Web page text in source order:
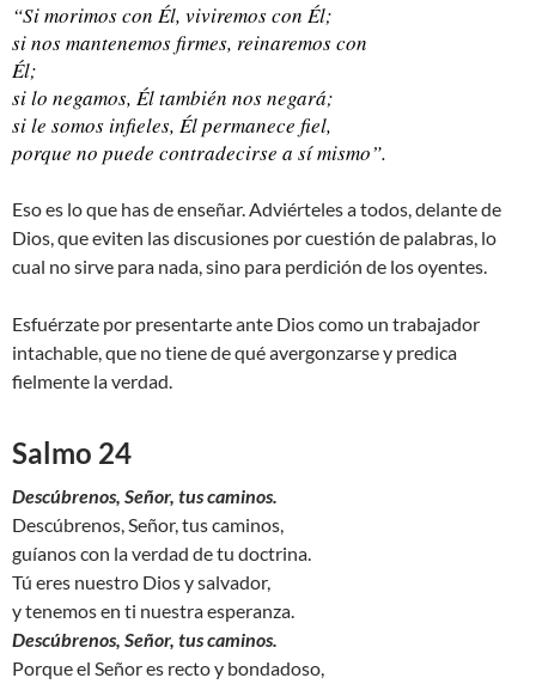
“Si morimos con Él, viviremos con Él;
si nos mantenemos firmes, reinaremos con
Él;
si lo negamos, Él también nos negará;
si le somos infieles, Él permanece fiel,
porque no puede contradecirse a sí mismo”.
Eso es lo que has de enseñar. Adviérteles a todos, delante de
Dios, que eviten las discusiones por cuestión de palabras, lo
cual no sirve para nada, sino para perdición de los oyentes.
Esfuérzate por presentarte ante Dios como un trabajador
intachable, que no tiene de qué avergonzarse y predica
fielmente la verdad.
Salmo 24
Descúbrenos, Señor, tus caminos.
Descúbrenos, Señor, tus caminos,
guíanos con la verdad de tu doctrina.
Tú eres nuestro Dios y salvador,
y tenemos en ti nuestra esperanza.
Descúbrenos, Señor, tus caminos.
Porque el Señor es recto y bondadoso,